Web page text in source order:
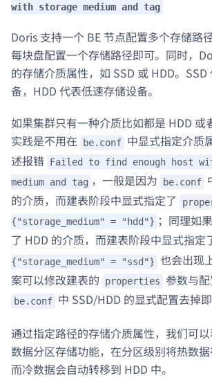
with storage medium and tag
Doris 支持一个 BE 节点配置多个存储路
每块盘配置一个存储路径即可。同时，
的存储介质属性，如 SSD 或 HDD。
备，HDD 代表低速存储设备。
如果集群只有一种介质比如都是 HDD 或
实践是不用在
be.conf 中显式指定介质
述报错 Failed to find enough host
medium and tag ，一般是因为 be.conf
的介质，而建表阶段中显式指定了
{"storage_medium" = "hdd"} ；同理如果
了 HDD 的介质，而建表阶段中显式指定
{"storage_medium" = "ssd"} 也会出现
案可以修改建表的
properties 参数与
be.conf 中 SSD/HDD 的显式配置去掉即
通过指定路径的存储介质属性，我们可
数据分区存储功能，在分区级别将热数据
而冷数据会自动转移到 HDD 中。